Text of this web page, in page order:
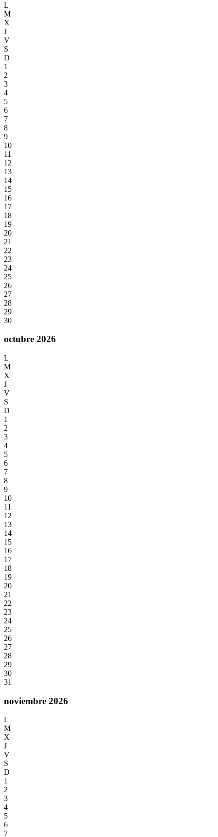
L
M
X
J
V
S
D
1
2
3
4
5
6
7
8
9
10
11
12
13
14
15
16
17
18
19
20
21
22
23
24
25
26
27
28
29
30
octubre 2026
L
M
X
J
V
S
D
1
2
3
4
5
6
7
8
9
10
11
12
13
14
15
16
17
18
19
20
21
22
23
24
25
26
27
28
29
30
31
noviembre 2026
L
M
X
J
V
S
D
1
2
3
4
5
6
7